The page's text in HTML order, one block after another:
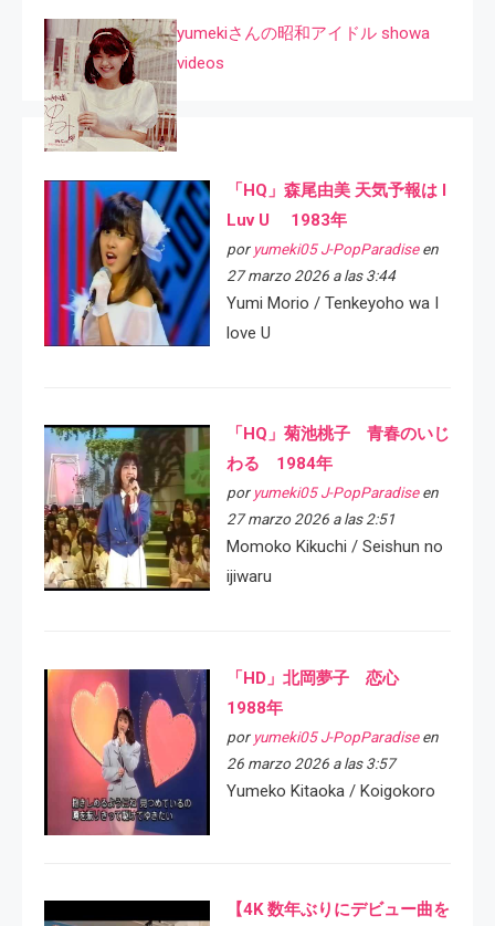
yumekiさんの昭和アイドル showa
videos
「HQ」森尾由美 天気予報は I
Luv U 1983年
por yumeki05 J-PopParadiseen
27 marzo 2026 a las 3:44
Yumi Morio / Tenkeyoho wa I
love U
「HQ」菊池桃子 青春のいじ
わる 1984年
por yumeki05 J-PopParadiseen
27 marzo 2026 a las 2:51
Momoko Kikuchi / Seishun no
ijiwaru
「HD」北岡夢子 恋心
1988年
por yumeki05 J-PopParadiseen
26 marzo 2026 a las 3:57
Yumeko Kitaoka / Koigokoro
【4K 数年ぶりにデビュー曲を